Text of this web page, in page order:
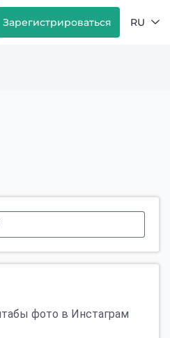
Зарегистрироваться RU
фото в Инстаграм